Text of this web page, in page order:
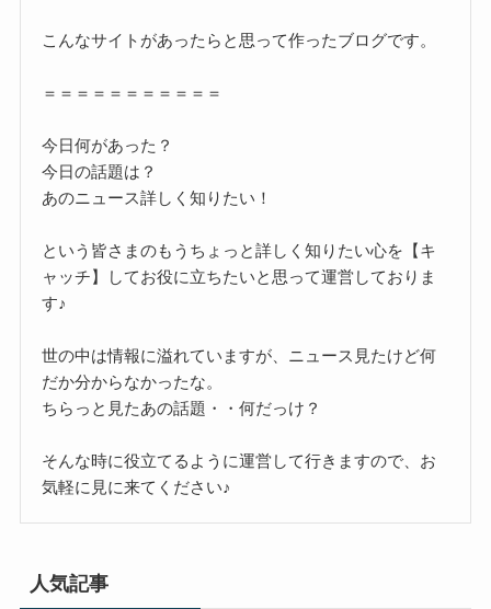
こんなサイトがあったらと思って作ったブログです。
＝＝＝＝＝＝＝＝＝＝＝
今日何があった？
今日の話題は？
あのニュース詳しく知りたい！
という皆さまのもうちょっと詳しく知りたい心を【キ
ャッチ】してお役に立ちたいと思って運営しておりま
す♪
世の中は情報に溢れていますが、ニュース見たけど何
だか分からなかったな。
ちらっと見たあの話題・・何だっけ？
そんな時に役立てるように運営して行きますので、お
気軽に見に来てください♪
人気記事